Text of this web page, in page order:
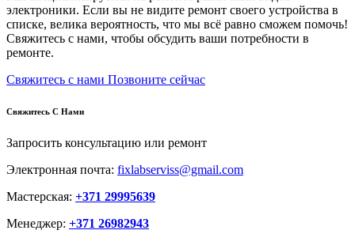
электроники. Если вы не видите ремонт своего устройства в
списке, велика вероятность, что мы всё равно сможем помочь!
Свяжитесь с нами, чтобы обсудить ваши потребности в
ремонте.
Свяжитесь с нами Позвоните сейчас
Свяжитесь С Нами
Запросить консультацию или ремонт
Электронная почта: fixlabserviss@gmail.com
Мастерская: +371 29995639
Менеджер: +371 26982943